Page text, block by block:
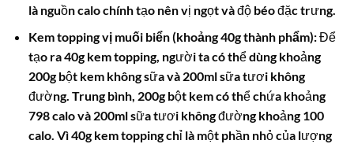
là nguồncalochính tạo nên vị ngọt và độ béo đặc trưng.
Kem topping vị muối biển (khoảng 40g thành phẩm):Để
tạo ra 40g kem topping, người ta có thể dùng khoảng
200g bột kem không sữa và 200ml sữa tươi không
đường. Trung bình, 200g bột kem có thể chứa khoảng
798 calo và 200ml sữa tươi không đường khoảng 100
calo. Vì 40g kem topping chỉ là một phần nhỏ của lượng